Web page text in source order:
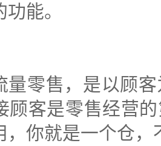
能。
量零售，是以顾
顾客是零售经营
，你就是一个仓，